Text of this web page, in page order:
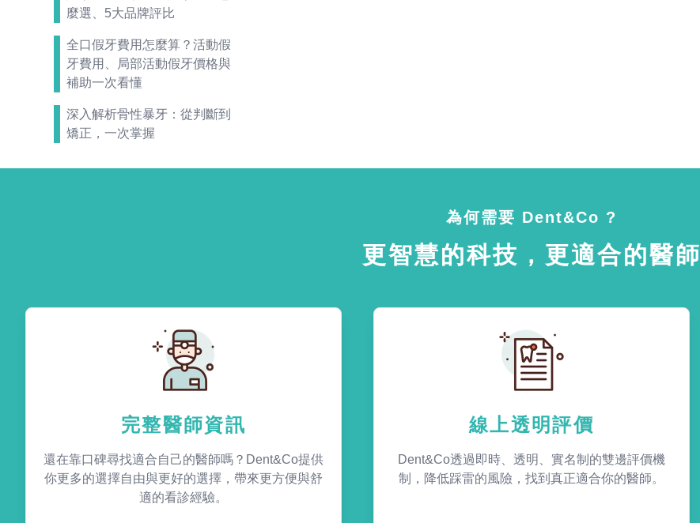
麼選、5大品牌評比
全口假牙費用怎麼算？活動假
牙費用、局部活動假牙價格與
補助一次看懂
深入解析骨性暴牙：從判斷到
矯正，一次掌握
為何需要 Dent&Co ?
更智慧的科技，更適合的醫師
完整醫師資訊
還在靠口碑尋找適合自己的醫師嗎？Dent&Co提供
你更多的選擇自由與更好的選擇，帶來更方便與舒
適的看診經驗。
線上透明評價
Dent&Co透過即時、透明、實名制的雙邊評價機
制，降低踩雷的風險，找到真正適合你的醫師。